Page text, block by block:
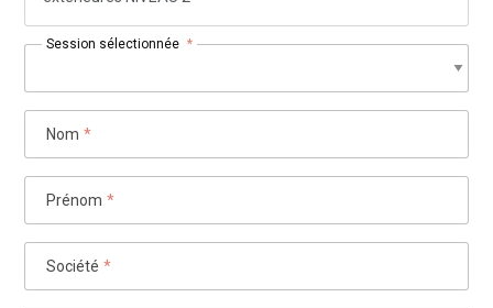
Session sélectionnée *
Nom *
Prénom *
Société *